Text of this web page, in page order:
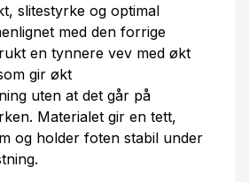
slitestyrke og optimal
med den forrige
en tynnere vev med økt
gir økt
uten at det går på
Materialet gir en tett,
og holder foten stabil under